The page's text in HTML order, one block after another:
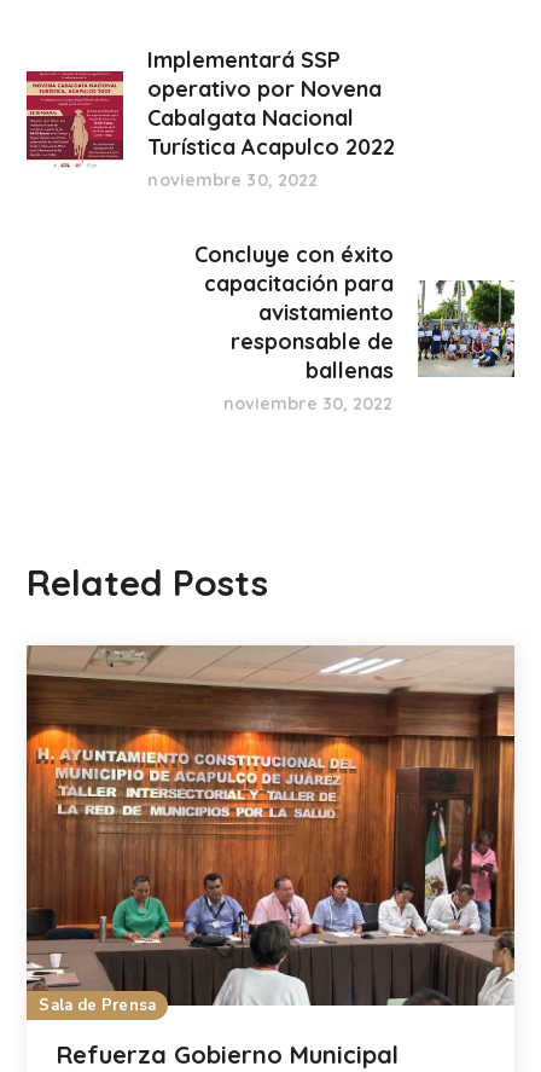
Implementará SSP
operativo por Novena
Cabalgata Nacional
Turística Acapulco 2022
noviembre 30, 2022
Concluye con éxito
capacitación para
avistamiento
responsable de
ballenas
noviembre 30, 2022
Related Posts
Sala de Prensa
Refuerza Gobierno Municipal